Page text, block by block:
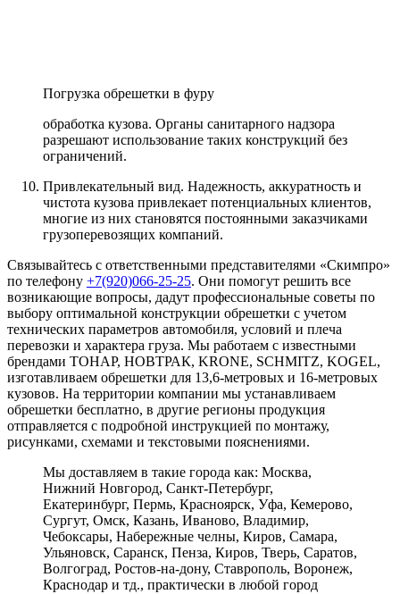
Погрузка обрешетки в фуру
обработка кузова. Органы санитарного надзора
разрешают использование таких конструкций без
ограничений.
Привлекательный вид. Надежность, аккуратность и
чистота кузова привлекает потенциальных клиентов,
многие из них становятся постоянными заказчиками
грузоперевозящих компаний.
Связывайтесь с ответственными представителями «Скимпро»
по телефону +7(920)066-25-25. Они помогут решить все
возникающие вопросы, дадут профессиональные советы по
выбору оптимальной конструкции обрешетки с учетом
технических параметров автомобиля, условий и плеча
перевозки и характера груза. Мы работаем с известными
брендами ТОНАР, НОВТРАК, KRONE, SCHMITZ, KOGEL,
изготавливаем обрешетки для 13,6-метровых и 16-метровых
кузовов. На территории компании мы устанавливаем
обрешетки бесплатно, в другие регионы продукция
отправляется с подробной инструкцией по монтажу,
рисунками, схемами и текстовыми пояснениями.
Мы доставляем в такие города как: Москва,
Нижний Новгород, Санкт-Петербург,
Екатеринбург, Пермь, Красноярск, Уфа, Кемерово,
Сургут, Омск, Казань, Иваново, Владимир,
Чебоксары, Набережные челны, Киров, Самара,
Ульяновск, Саранск, Пенза, Киров, Тверь, Саратов,
Волгоград, Ростов-на-дону, Ставрополь, Воронеж,
Краснодар и тд., практически в любой город